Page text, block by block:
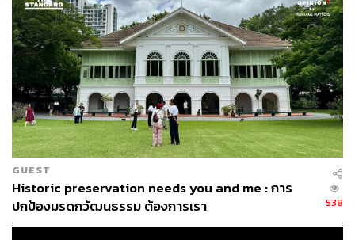
247
ABOUT THE AUTHOR
ถนัดกิจ จันกิเสน
Content Creator ประจำกองบรรณาธิการ
THE STANDARD WEALTH ผู้เสพติดโลก
ธุรกิจ การตลาด เทคโนโลยี และชอบสำรวจ
โลกออฟไลน์และออนไลน์มาถอดรหัสความ
เคลื่อนไหวให้เป็นเรื่องเข้าใจง่าย สนุก และได้
ไอเดียใหม่ๆ
GUEST
Historic preservation needs you and me : การ
ปกป้องมรดกวัฒนธรรม ต้องการเรา
538